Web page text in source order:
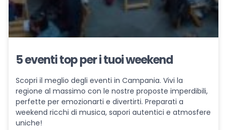
5 eventi top per i tuoi weekend
Scopri il meglio degli eventi in Campania. Vivi la
regione al massimo con le nostre proposte imperdibili,
perfette per emozionarti e divertirti. Preparati a
weekend ricchi di musica, sapori autentici e atmosfere
uniche!